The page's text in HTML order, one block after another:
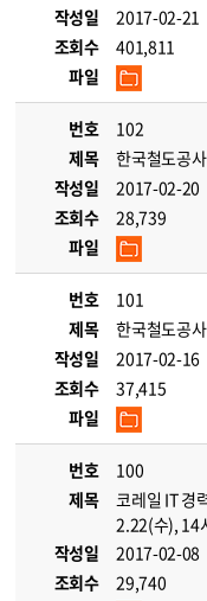
작성일
2017-02-21
조회수
401,811
파일
번호
102
제목
한국철도공
작성일
2017-02-20
조회수
28,739
파일
번호
101
제목
한국철도공
작성일
2017-02-16
조회수
37,415
파일
번호
100
제목
코레일 IT 경
2.22(수), 14
작성일
2017-02-08
조회수
29,740